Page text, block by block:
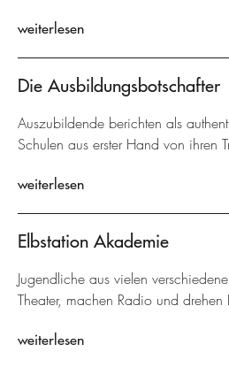
weiterlesen
Die Ausbildungsbotschafter
Auszubildende berichten als
Schulen aus erster Hand von ihren
weiterlesen
Elbstation Akademie
Jugendliche aus vielen
Theater, machen Radio und drehen
weiterlesen